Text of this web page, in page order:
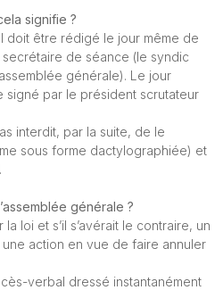
signifie ?
doit être rédigé le jour même de
de séance (le syndic
générale). Le jour
signé par le président scrutateur
interdit, par la suite, de le
sous forme dactylographiée) et
générale ?
loi et s’il s’avérait le contraire, un
action en vue de faire annuler
verbal dressé instantanément